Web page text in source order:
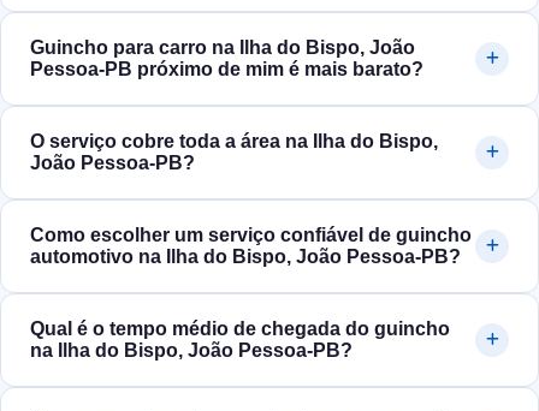
Guincho para carro na Ilha do Bispo, João
Pessoa‑PB próximo de mim é mais barato?
O serviço cobre toda a área na Ilha do Bispo,
João Pessoa‑PB?
Como escolher um serviço confiável de guincho
automotivo na Ilha do Bispo, João Pessoa‑PB?
Qual é o tempo médio de chegada do guincho
na Ilha do Bispo, João Pessoa‑PB?